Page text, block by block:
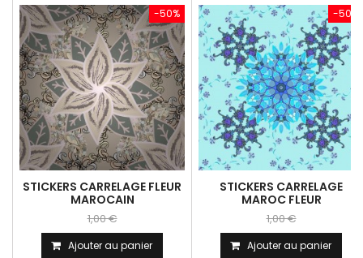
STICKERS CARRELAGE FLEUR
MAROCAIN
1,00 €
-50%
Ajouter au panier
STICKERS CARRELAGE
MAROC FLEUR
1,00 €
-50%
Ajouter au panier